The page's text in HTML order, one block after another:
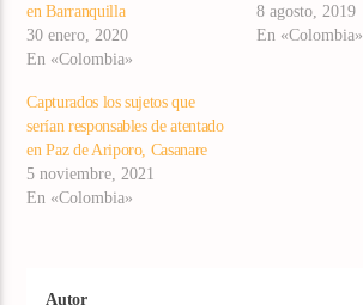
en Barranquilla
30 enero, 2020
En «Colombia»
8 agosto, 2019
En «Colombia»
Capturados los sujetos que
serían responsables de atentado
en Paz de Ariporo, Casanare
5 noviembre, 2021
En «Colombia»
Autor